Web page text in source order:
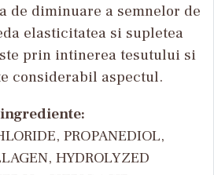
de diminuare a semnelor de
elasticitatea si supletea
prin intinerea tesutului si
considerabil aspectul.
PROPANEDIOL,
HYDROLYZED